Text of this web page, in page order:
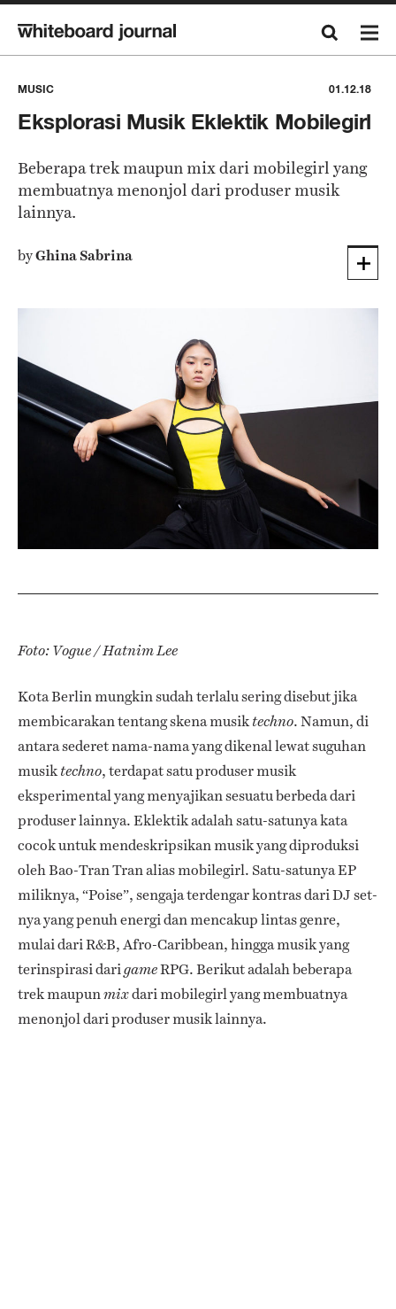
MUSIC 01.12.18
Eksplorasi Musik Eklektik Mobilegirl
Beberapa trek maupun mix dari mobilegirl yang
membuatnya menonjol dari produser musik
lainnya.
byGhina Sabrina
Foto: Vogue / Hatnim Lee
Kota Berlin mungkin sudah terlalu sering disebut jika
membicarakan tentang skena musiktechno. Namun, di
antara sederet nama-nama yang dikenal lewat suguhan
musiktechno, terdapat satu produser musik
eksperimental yang menyajikan sesuatu berbeda dari
produserlainnya. Eklektik adalah satu-satunya kata
cocok untuk mendeskripsikan musik yang diproduksi
oleh Bao-Tran Tran alias mobilegirl. Satu-satunya EP
miliknya, “Poise”, sengaja terdengar kontras dari DJ set-
nya yang penuh energi dan mencakup lintas genre,
mulai dari R&B, Afro-Caribbean, hingga musik yang
terinspirasi darigameRPG. Berikut adalah beberapa
trek maupunmixdari mobilegirl yang membuatnya
menonjol dari produser musik lainnya.